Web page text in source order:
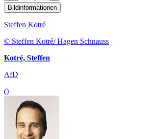
Bildinformationen
Steffen Kotré
© Steffen Kotré/ Hagen Schnauss
Kotré, Steffen
AfD
()